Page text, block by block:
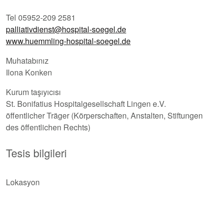
Tel 05952-209 2581
palliativdienst@hospital-soegel.de
www.huemmling-hospital-soegel.de
Muhatabınız
Ilona Konken
Kurum taşıyıcısı
St. Bonifatius Hospitalgesellschaft Lingen e.V.
öffentlicher Träger (Körperschaften, Anstalten, Stiftungen
des öffentlichen Rechts)
Tesis bilgileri
Lokasyon